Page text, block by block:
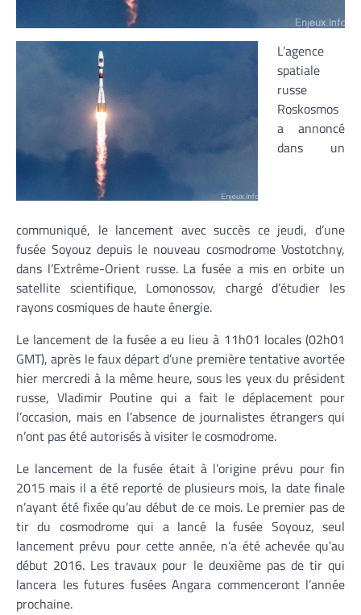
L’agence
spatiale
russe
Roskosmos
a annoncé
dans un
communiqué, le lancement avec succès ce jeudi, d’une
fusée Soyouz depuis le nouveau cosmodrome Vostotchny,
dans l’Extrême-Orient russe. La fusée a mis en orbite un
satellite scientifique, Lomonossov, chargé d’étudier les
rayons cosmiques de haute énergie.
Le lancement de la fusée a eu lieu à 11h01 locales (02h01
GMT), après le faux départ d’une première tentative avortée
hier mercredi à la même heure, sous les yeux du président
russe, Vladimir Poutine qui a fait le déplacement pour
l’occasion, mais en l’absence de journalistes étrangers qui
n’ont pas été autorisés à visiter le cosmodrome.
Le lancement de la fusée était à l’origine prévu pour fin
2015 mais il a été reporté de plusieurs mois, la date finale
n’ayant été fixée qu’au début de ce mois. Le premier pas de
tir du cosmodrome qui a lancé la fusée Soyouz, seul
lancement prévu pour cette année, n’a été achevée qu’au
début 2016. Les travaux pour le deuxième pas de tir qui
lancera les futures fusées Angara commenceront l’année
prochaine.